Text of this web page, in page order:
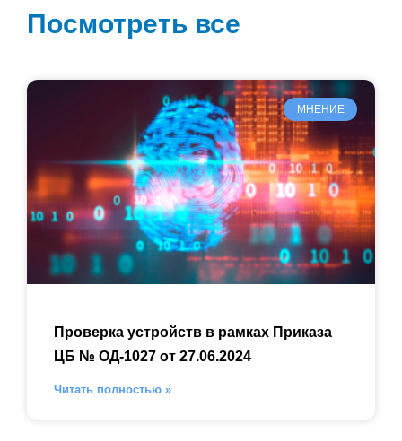
Посмотреть все
МНЕНИЕ
Проверка устройств в рамках Приказа
ЦБ № ОД-1027 от 27.06.2024
Читать полностью »